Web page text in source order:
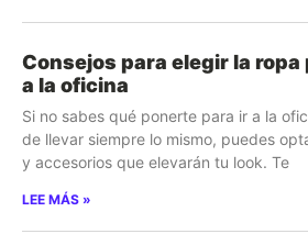
Consejos para elegir la
a la oficina
Si no sabes qué ponerte para ir a la
de llevar siempre lo mismo, puedes
y accesorios que elevarán tu look. Te
LEE MÁS »